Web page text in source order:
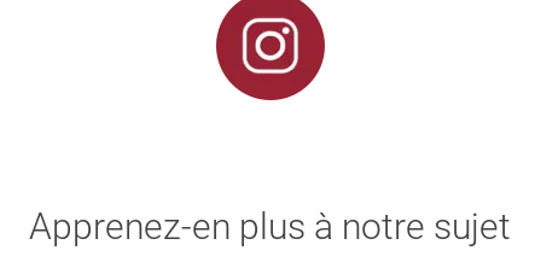
Apprenez-en plus à notre sujet